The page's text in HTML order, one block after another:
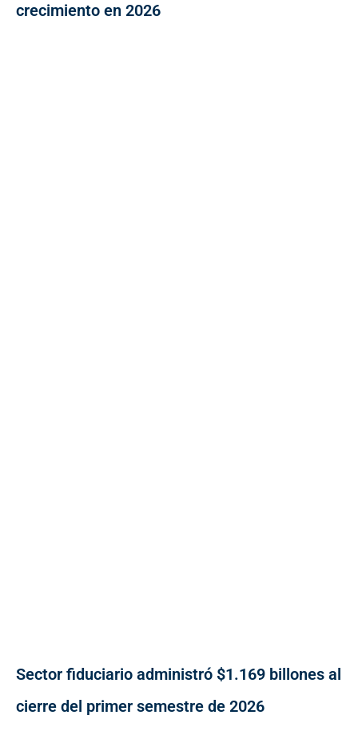
crecimiento en 2026
Sector fiduciario administró $1.169 billones al
cierre del primer semestre de 2026